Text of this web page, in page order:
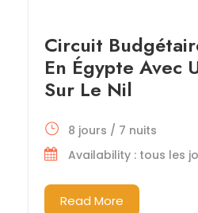
Circuit
En Égypte Avec
Sur Le Nil
8 jours / 7 nuits
Availability : tous les
Read More